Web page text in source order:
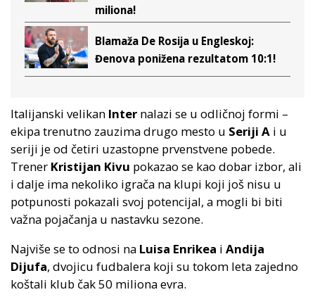
miliona!
Blamaža De Rosija u Engleskoj:
Đenova ponižena rezultatom 10:1!
Italijanski velikan Inter nalazi se u odličnoj formi –
ekipa trenutno zauzima drugo mesto u Seriji A i u
seriji je od četiri uzastopne prvenstvene pobede.
Trener Kristijan Kivu pokazao se kao dobar izbor, ali
i dalje ima nekoliko igrača na klupi koji još nisu u
potpunosti pokazali svoj potencijal, a mogli bi biti
važna pojačanja u nastavku sezone.
Najviše se to odnosi na Luisa Enrikea i Andija
Dijufa, dvojicu fudbalera koji su tokom leta zajedno
koštali klub čak 50 miliona evra.